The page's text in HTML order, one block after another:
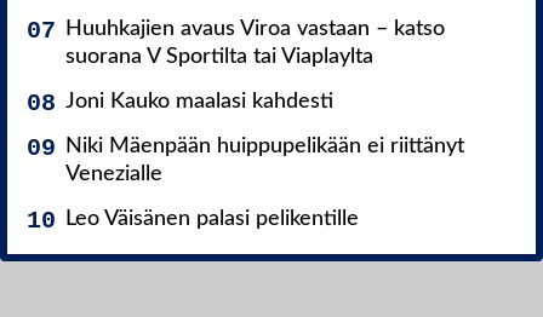
Huuhkajien avaus Viroa vastaan – katso
suorana V Sportilta tai Viaplaylta
Joni Kauko maalasi kahdesti
Niki Mäenpään huippupelikään ei riittänyt
Venezialle
Leo Väisänen palasi pelikentille